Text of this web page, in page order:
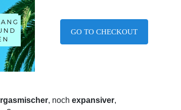
GO TO CHECKOUT
rgasmischer, noch expansiver,